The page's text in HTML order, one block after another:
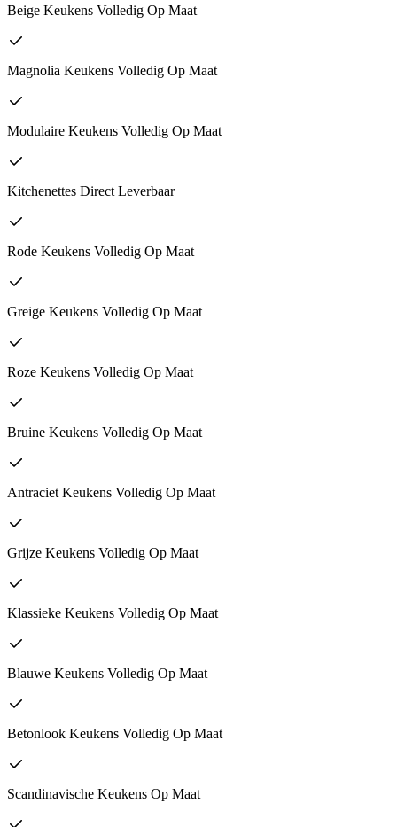
Beige Keukens Volledig Op Maat
Magnolia Keukens Volledig Op Maat
Modulaire Keukens Volledig Op Maat
Kitchenettes Direct Leverbaar
Rode Keukens Volledig Op Maat
Greige Keukens Volledig Op Maat
Roze Keukens Volledig Op Maat
Bruine Keukens Volledig Op Maat
Antraciet Keukens Volledig Op Maat
Grijze Keukens Volledig Op Maat
Klassieke Keukens Volledig Op Maat
Blauwe Keukens Volledig Op Maat
Betonlook Keukens Volledig Op Maat
Scandinavische Keukens Op Maat